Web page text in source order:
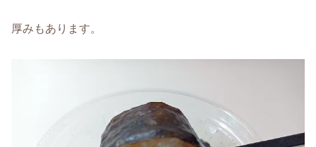
厚みもあります。